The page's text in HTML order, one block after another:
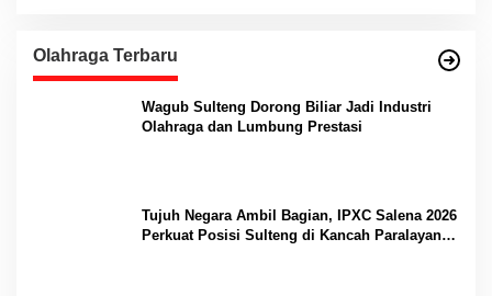
Olahraga Terbaru
Wagub Sulteng Dorong Biliar Jadi Industri
Olahraga dan Lumbung Prestasi
Tujuh Negara Ambil Bagian, IPXC Salena 2026
Perkuat Posisi Sulteng di Kancah Paralayang